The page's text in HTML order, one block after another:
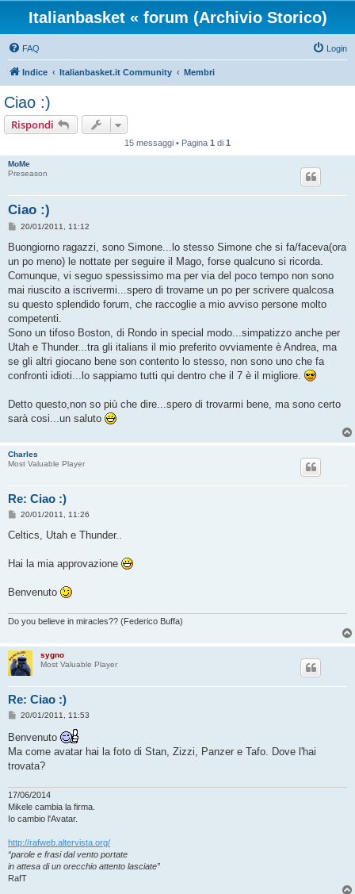
Italianbasket « forum (Archivio Storico)
FAQ Login
Indice Italianbasket.it Community Membri
Ciao :)
Rispondi
15 messaggi • Pagina 1 di 1
MoMe
Preseason
Ciao :)
M
s
a
g
i
o
20/01/2011, 11:12
Buongiorno ragazzi, sono Simone...lo stesso Simone che si fa/faceva(ora
un po meno) le nottate per seguire il Mago, forse qualcuno si ricorda.
Comunque, vi seguo spessissimo ma per via del poco tempo non sono
mai riuscito a iscrivermi...spero di trovarne un po per scrivere qualcosa
su questo splendido forum, che raccoglie a mio avviso persone molto
competenti.
Sono un tifoso Boston, di Rondo in special modo...simpatizzo anche per
Utah e Thunder...tra gli italians il mio preferito ovviamente è Andrea, ma
se gli altri giocano bene son contento lo stesso, non sono uno che fa
confronti idioti...lo sappiamo tutti qui dentro che il 7 è il migliore.
Detto questo,non so più che dire...spero di trovarmi bene, ma sono certo
sarà cosi...un saluto
Charles
Most Valuable Player
Re: Ciao :)
M
s
g
o
20/01/2011, 11:26
Celtics, Utah e Thunder..
Hai la mia approvazione
Benvenuto
Do you believe in miracles?? (Federico Buffa)
sygno
Most Valuable Player
Re: Ciao :)
M
s
a
g
o
20/01/2011, 11:53
Benvenuto
Ma come avatar hai la foto di Stan, Zizzi, Panzer e Tafo. Dove l'hai
trovata?
17/06/2014
Mikele cambia la firma.
Io cambio l'Avatar.
http://rafweb.altervista.org/
“parole e frasi dal vento portate
in attesa di un orecchio attento lasciate”
RafT